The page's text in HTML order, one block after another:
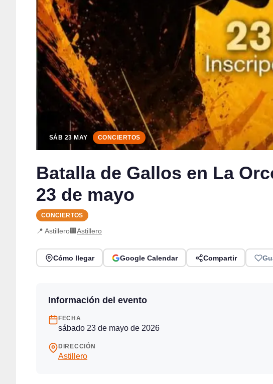
SÁB 23 MAY CONCIERTOS
Batalla de Gallos en La
23 de mayo
CONCIERTOS
📍 Astillero🏢Astillero
Cómo llegar Google Calendar Compartir
Información del evento
FECHA
sábado 23 de mayo de 2026
DIRECCIÓN
Astillero